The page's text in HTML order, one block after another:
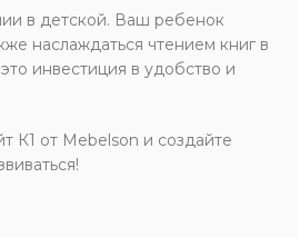
в детской. Ваш ребенок
наслаждаться чтением книг в
инвестиция в удобство и
К1 от Mebelson и создайте